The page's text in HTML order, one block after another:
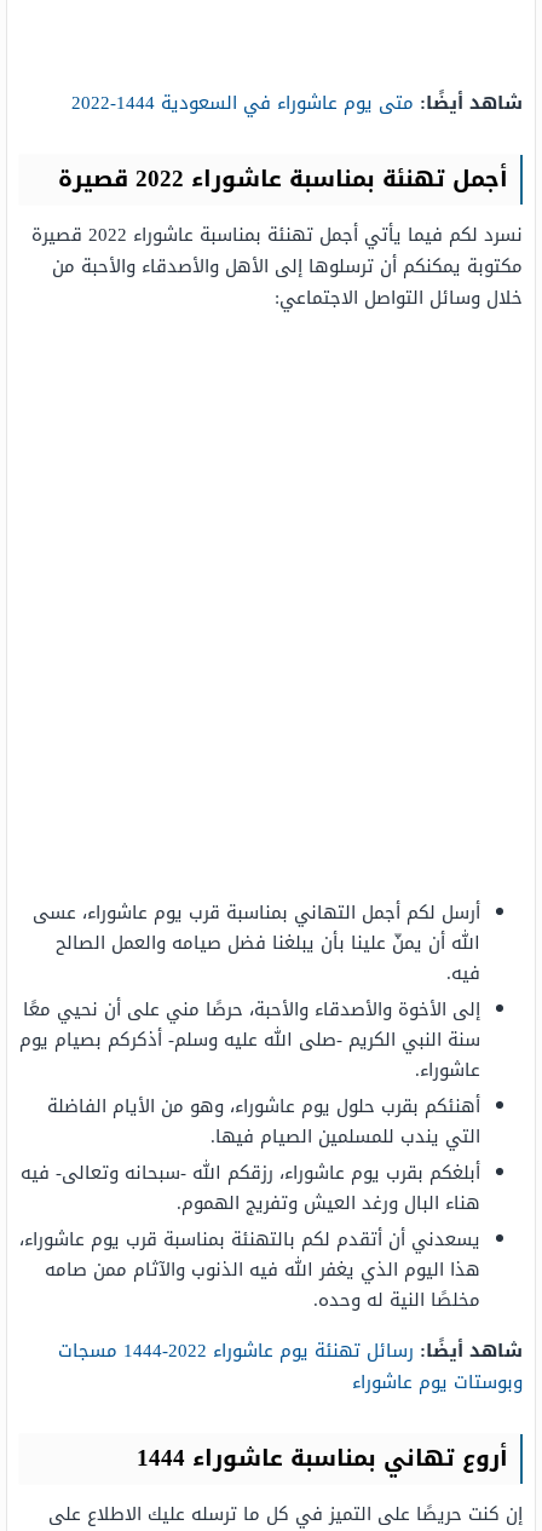
شاهد أيضًا: متى يوم عاشوراء في السعودية 1444-2022
أجمل تهنئة بمناسبة عاشوراء 2022 قصيرة
نسرد لكم فيما يأتي أجمل تهنئة بمناسبة عاشوراء 2022 قصيرة
مكتوبة يمكنكم أن ترسلوها إلى الأهل والأصدقاء والأحبة من
خلال وسائل التواصل الاجتماعي:
أرسل لكم أجمل التهاني بمناسبة قرب يوم عاشوراء، عسى
الله أن يمنّ علينا بأن يبلغنا فضل صيامه والعمل الصالح
فيه.
إلى الأخوة والأصدقاء والأحبة، حرصًا مني على أن نحيي معًا
سنة النبي الكريم -صلى الله عليه وسلم- أذكركم بصيام يوم
عاشوراء.
أهنئكم بقرب حلول يوم عاشوراء، وهو من الأيام الفاضلة
التي يندب للمسلمين الصيام فيها.
أبلغكم بقرب يوم عاشوراء، رزقكم الله -سبحانه وتعالى- فيه
هناء البال ورغد العيش وتفريج الهموم.
يسعدني أن أتقدم لكم بالتهنئة بمناسبة قرب يوم عاشوراء،
هذا اليوم الذي يغفر الله فيه الذنوب والآثام ممن صامه
مخلصًا النية له وحده.
شاهد أيضًا:
رسائل تهنئة يوم عاشوراء 2022-1444 مسجات
وبوستات يوم عاشوراء
أروع تهاني بمناسبة عاشوراء 1444
إن كنت حريصًا على التميز في كل ما ترسله عليك الاطلاع على